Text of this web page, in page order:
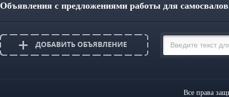
Объявления с предложениями работы для
Все права